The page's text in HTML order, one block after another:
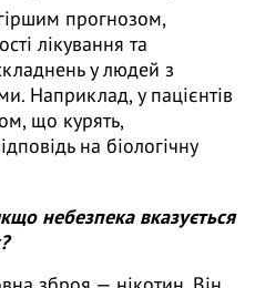
прогнозом,
лікування та
у людей з
Наприклад, у пацієнтів
що курять,
на біологічну
небезпека вказується